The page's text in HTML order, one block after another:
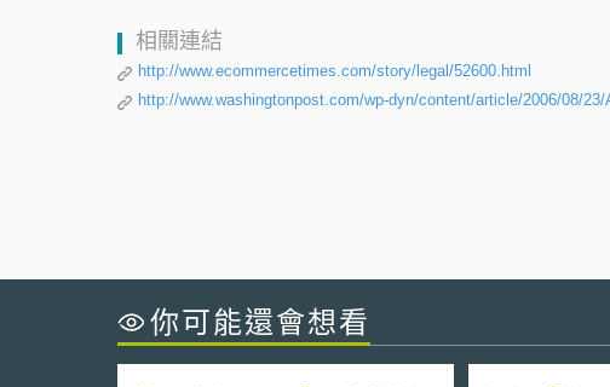
相關連結
http://www.ecommercetimes.com/story/legal/52600.html
http://www.washingtonpost.com/wp-dyn/content/article/2006/08/23/
你可能還會想看